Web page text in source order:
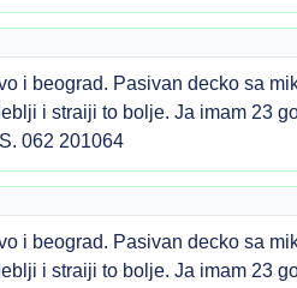
i beograd. Pasivan decko sa
i straiji to bolje. Ja imam 23
062 201064
i beograd. Pasivan decko sa
i straiji to bolje. Ja imam 23